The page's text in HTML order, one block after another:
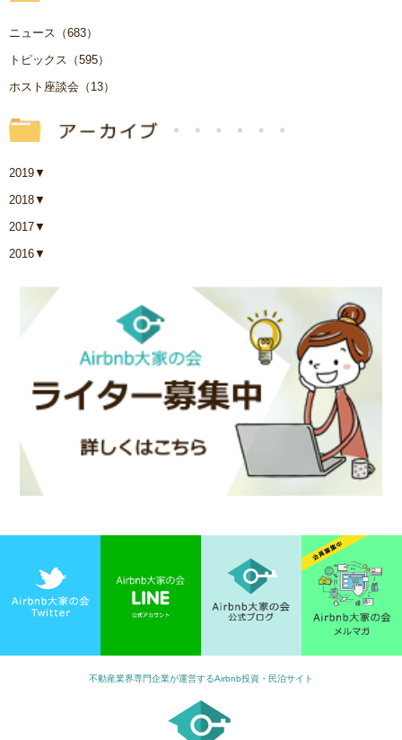
ニュース（683）
トピックス（595）
ホスト座談会（13）
2019▼
2018▼
2017▼
2016▼
不動産業界専門企業が運営するAirbnb投資・民泊サイト